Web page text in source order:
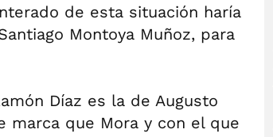
de esta situación haría
Montoya Muñoz, para
Díaz es la de Augusto
marca que Mora y con el que